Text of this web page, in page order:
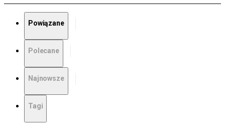
Powiązane
Polecane
Najnowsze
Tagi